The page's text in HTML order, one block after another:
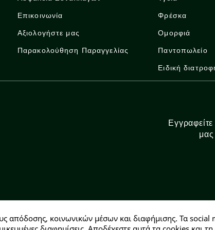
Επικοινωνία
Αξιολογήστε μας
Παρακολούθηση Παραγγελίας
Φρέσκα
Ομορφιά
Παντοπωλείο
Ειδική
Αρ. ΓΕΜΗ: 146728304000
απόδοσης, κοινωνικών μέσων και διαφήμισης. Τα social